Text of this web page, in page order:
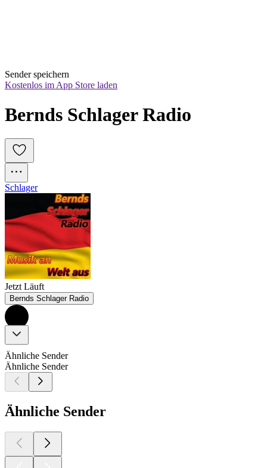
Sender speichern
Kostenlos im App Store laden
Bernds Schlager Radio
Schlager
Jetzt Läuft
Bernds Schlager Radio
Ähnliche Sender
Ähnliche Sender
Ähnliche Sender